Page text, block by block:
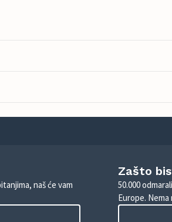
naš će vam
Zašto
50.000
Europe.